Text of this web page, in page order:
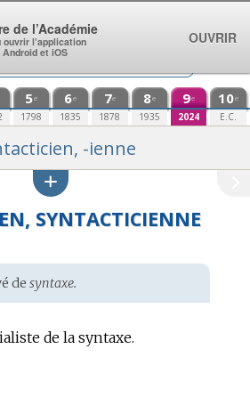
5e
1798
6e
1835
7e
1878
8e
1935
9e
2024
10e
E.C.
-ienne
SYNTACTICIENNE
de syntaxe.
de la syntaxe.
de l’Académie
ouvrir l’application
et iOS
OUVRIR